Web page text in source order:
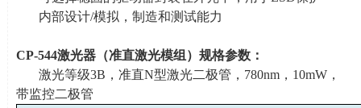
内部设计/模拟，制造和测试能力
CP-544激光器（准直激光模组）规格参数：
激光等级3B ，准直N型激光二极管， 780nm， 10mW，
带监控二极管